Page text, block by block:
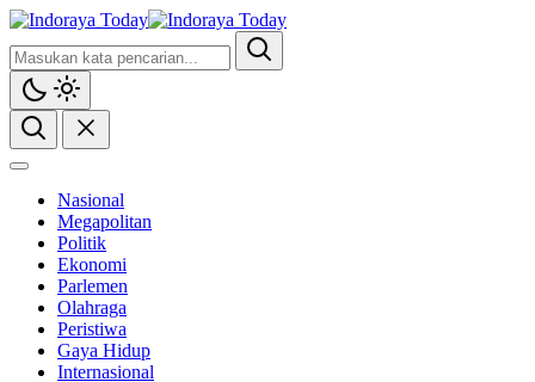
Nasional
Megapolitan
Politik
Ekonomi
Parlemen
Olahraga
Peristiwa
Gaya Hidup
Internasional